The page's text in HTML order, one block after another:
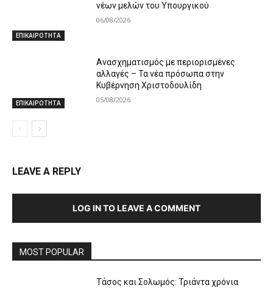
ΕΠΙΚΑΙΡΟΤΗΤΑ
νέων μελών του Υπουργικού
06/08/2026
ΕΠΙΚΑΙΡΟΤΗΤΑ
Ανασχηματισμός με περιορισμένες
αλλαγές – Τα νέα πρόσωπα στην
Κυβέρνηση Χριστοδουλίδη
05/08/2026
LEAVE A REPLY
LOG IN TO LEAVE A COMMENT
MOST POPULAR
Τάσος και Σολωμός: Τριάντα χρόνια